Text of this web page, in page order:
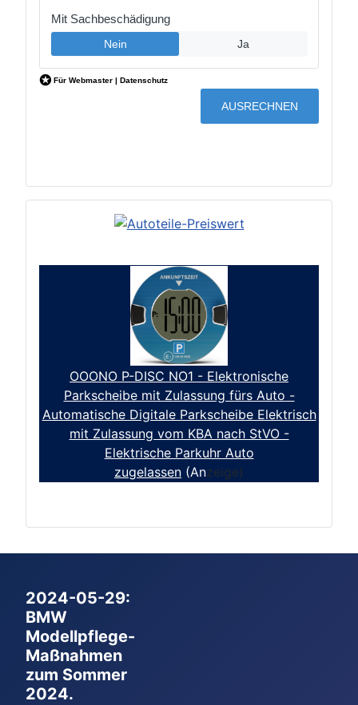
OOONO P-DISC NO1 - Elektronische
Parkscheibe mit Zulassung fürs Auto -
Automatische Digitale Parkscheibe Elektrisch
mit Zulassung vom KBA nach StVO -
Elektrische Parkuhr Auto
zugelassen (Anzeige)
2024-05-29:
BMW
Modellpflege-
Maßnahmen
zum Sommer
2024.